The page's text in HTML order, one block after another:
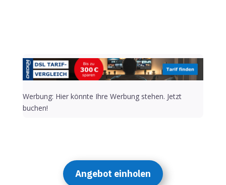
Werbung: Hier könnte Ihre Werbung stehen. Jetzt
buchen!
Angebot einholen